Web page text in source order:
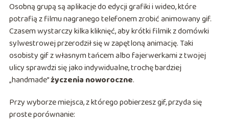
Osobną grupą są aplikacje do edycji grafiki i wideo, które
potrafią z filmu nagranego telefonem zrobić animowany gif.
Czasem wystarczy kilka kliknięć, aby krótki filmik z domówki
sylwestrowej przerodził się w zapętloną animację. Taki
osobisty gif z własnym tańcem albo fajerwerkami z twojej
ulicy sprawdzi się jako indywidualne, trochę bardziej
„handmade”życzenia noworoczne.
Przy wyborze miejsca, z którego pobierzesz gif, przyda się
proste porównanie: